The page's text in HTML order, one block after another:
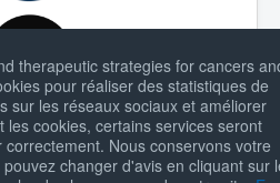
therapeutic strategies for cancers
pour réaliser des statistiques de
sur les réseaux sociaux et améliorer
cookies, certains services seront
Nous conservons votre
changer d'avis en cliquant sur